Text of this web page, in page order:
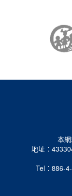
本
地址：
Tel：886-